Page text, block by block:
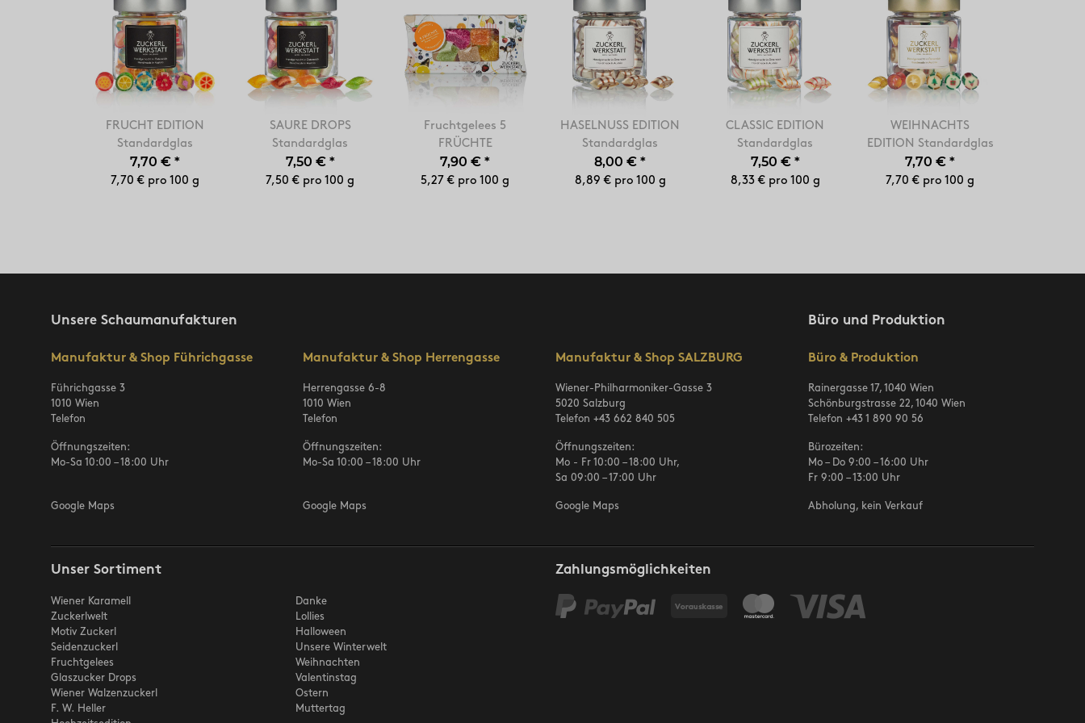
FRUCHT EDITION
Standardglas
7,70 € *
7,70 € pro 100 g
SAURE DROPS
Standardglas
7,50 € *
7,50 € pro 100 g
Fruchtgelees 5
FRÜCHTE
7,90 € *
5,27 € pro 100 g
HASELNUSS EDITION
Standardglas
8,00 € *
8,89 € pro 100 g
CLASSIC EDITION
Standardglas
7,50 € *
8,33 € pro 100 g
WEIHNACHTS
EDITION Standardglas
7,70 € *
7,70 € pro 100 g
Unsere Schaumanufakturen
Manufaktur & Shop Führichgasse
Führichgasse 3
1010 Wien
Telefon
Öffnungszeiten:
Mo-Sa 10:00 – 18:00 Uhr
Google Maps
Manufaktur & Shop Herrengasse
Herrengasse 6-8
1010 Wien
Telefon
Öffnungszeiten:
Mo-Sa 10:00 – 18:00 Uhr
Google Maps
Manufaktur & Shop SALZBURG
Wiener-Philharmoniker-Gasse 3
5020 Salzburg
Telefon +43 662 840 505
Öffnungszeiten:
Mo - Fr 10:00 – 18:00 Uhr,
Sa 09:00 – 17:00 Uhr
Google Maps
Büro und Produktion
Büro & Produktion
Rainergasse 17, 1040 Wien
Schönburgstrasse 22, 1040 Wien
Telefon +43 1 890 90 56
Bürozeiten:
Mo – Do 9:00 – 16:00 Uhr
Fr 9:00 – 13:00 Uhr
Abholung, kein Verkauf
Unser Sortiment
Wiener Karamell
Zuckerlwelt
Motiv Zuckerl
Seidenzuckerl
Fruchtgelees
Glaszucker Drops
Wiener Walzenzuckerl
F. W. Heller
Danke
Lollies
Halloween
Unsere Winterwelt
Weihnachten
Valentinstag
Ostern
Muttertag
Zahlungsmöglichkeiten